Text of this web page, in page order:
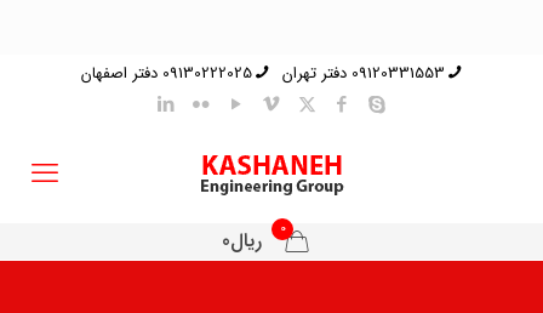
09120331553 دفتر تهران 09130222025 دفتر اصفهان
0 ریال0